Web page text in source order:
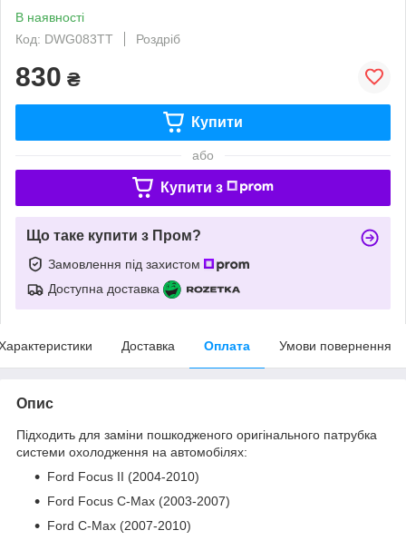
В наявності
Код: DWG083TT
Роздріб
830 ₴
Купити
або
Купити з
Що таке купити з Пром?
Замовлення під захистом
Доступна доставка
Доставка Оплата Умови повернення
Опис
Підходить для заміни пошкодженого оригінального патрубка
системи охолодження на автомобілях:
Ford Focus II (2004-2010)
Ford Focus C-Max (2003-2007)
Ford C-Max (2007-2010)